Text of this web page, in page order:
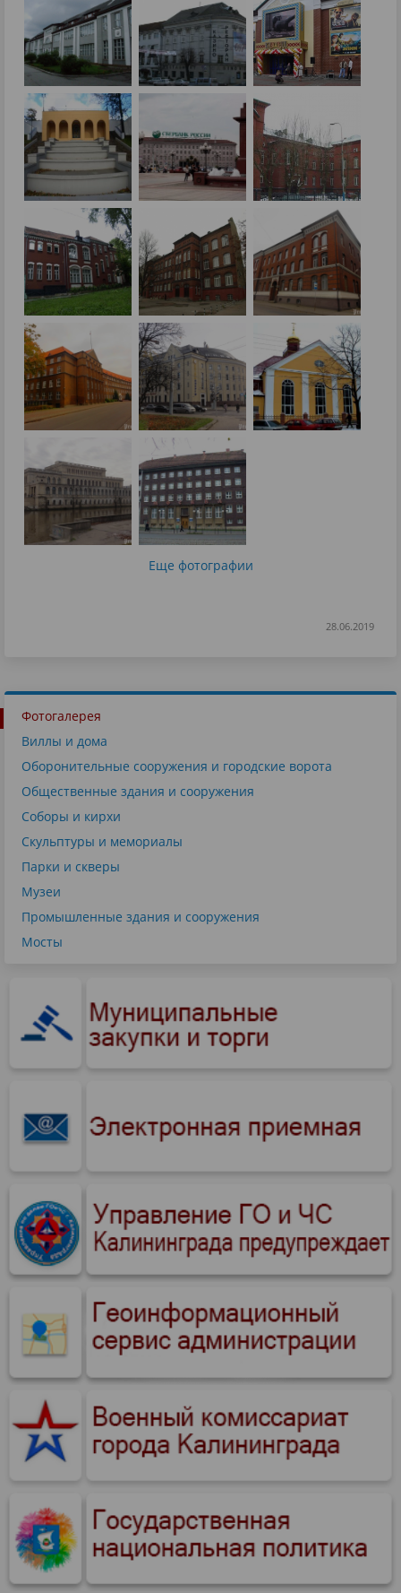
Еще фотографии
28.06.2019
Фотогалерея
Виллы и дома
Оборонительные сооружения и городские ворота
Общественные здания и сооружения
Соборы и кирхи
Скульптуры и мемориалы
Парки и скверы
Музеи
Промышленные здания и сооружения
Мосты